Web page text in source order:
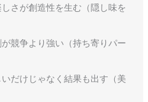
さが創造性を生む（隠し味を
が競争より強い（持ち寄りパー
いだけじゃなく結果も出す（美